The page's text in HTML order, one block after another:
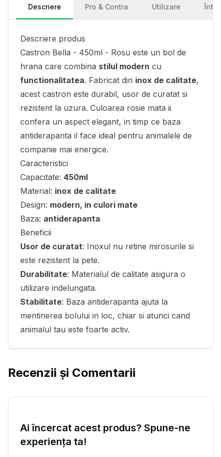
Descriere Pro & Contra Utilizare
Descriere produs
Castron Bella - 450ml - Rosu este un bol de
hrana care combina stilul modern cu
functionalitatea. Fabricat din inox de calitate,
acest castron este durabil, usor de curatat si
rezistent la uzura. Culoarea rosie mata ii
confera un aspect elegant, in timp ce baza
antiderapanta il face ideal pentru animalele de
companie mai energice.
Caracteristici
Capacitate: 450ml
Material: inox de calitate
Design: modern, in culori mate
Baza: antiderapanta
Beneficii
Usor de curatat: Inoxul nu retine mirosurile si
este rezistent la pete.
Durabilitate: Materialul de calitate asigura o
utilizare indelungata.
Stabilitate: Baza antiderapanta ajuta la
mentinerea bolului in loc, chiar si atunci cand
animalul tau este foarte activ.
Recenzii și Comentarii
Ai încercat acest produs? Spune-ne
experiența ta!